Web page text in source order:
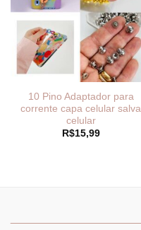
10 Pino Adaptador para
corrente capa celular salva
celular
R$15,99